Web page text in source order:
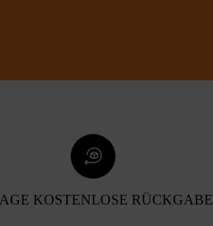
KOSTENLOSE RÜCKGABE